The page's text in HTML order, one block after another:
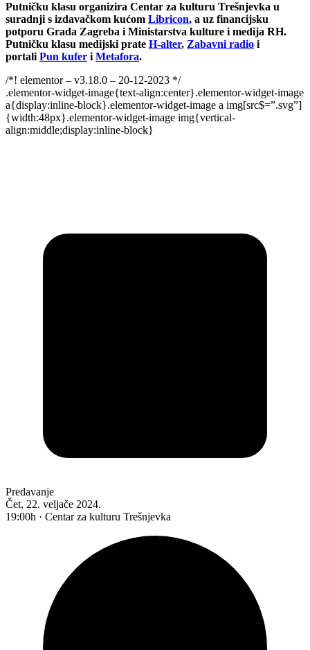
Putničku klasu organizira Centar za kulturu Trešnjevka u
suradnji s izdavačkom kućom Libricon, a uz financijsku
potporu Grada Zagreba i Ministarstva kulture i medija RH.
Putničku klasu medijski prate H-alter, Zabavni radio i
portali Pun kufer i Metafora.
/*! elementor – v3.18.0 – 20-12-2023 */
.elementor-widget-image{text-align:center}.elementor-widget-image
a{display:inline-block}.elementor-widget-image a img[src$=”.svg”]
{width:48px}.elementor-widget-image img{vertical-
align:middle;display:inline-block}
Predavanje
Čet, 22. veljače 2024.
19:00h · Centar za kulturu Trešnjevka